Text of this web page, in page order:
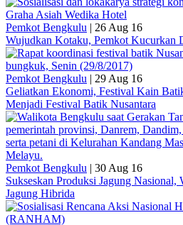
Pemkot Bengkulu | 26 Aug 16
Wujudkan Kotaku, Pemkot Kucurkan
Pemkot Bengkulu | 29 Aug 16
Geliatkan Ekonomi, Festival Kain
Menjadi Festival Batik Nusantara
Pemkot Bengkulu | 30 Aug 16
Sukseskan Produksi Jagung
Jagung Hibrida